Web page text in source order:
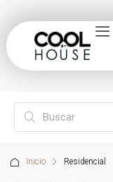
Inicio Residencial